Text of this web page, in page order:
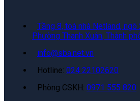
Tầng 8, toà nhà Netland,
Phường Thanh Xuân, Thành
info@sba.net.vn
Hotline: 024 22102620
Phòng CSKH: 0971 555 820